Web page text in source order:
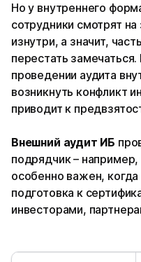
Но у внутреннего
сотрудники смотрят
изнутри, а значит,
перестать
проведении аудита
возникнуть конфликт
приводит к
Внешний аудит ИБ
подрядчик – например,
особенно важен,
подготовка к
инвесторами,